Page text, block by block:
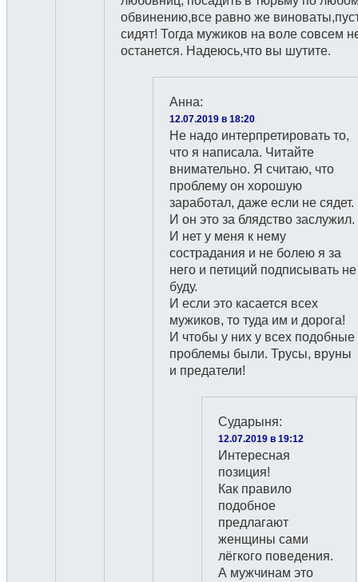
обвинению,все равно же
сидят! Тогда мужиков на воле совсем
останется. Надеюсь,что вы шутите.
Анна:
12.07.2019 в 18:20
Не надо интерпретировать то,
что я написала. Читайте
внимательно. Я считаю, что
проблему он хорошую
заработал, даже если не сядет.
И он это за блядство заслужил.
И нет у меня к нему
сострадания и не болею я за
него и петиций подписывать не
буду.
И если это касается всех
мужиков, то туда им и дорога!
И чтобы у них у всех подобные
проблемы были. Трусы, вруны
и предатели!
Сударыня:
12.07.2019 в 19:12
Интересная
позиция!
Как правило
подобное
предлагают
женщины сами
лёгкого поведения.
А мужчинам это